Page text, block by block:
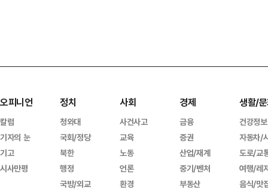
오피니언
칼럼
기자의 눈
기고
시사만평
정치
청와대
국회/정당
북한
행정
국방/외교
사회
사건사고
교육
노동
언론
환경
경제
금융
증권
산업/재계
중기/벤처
부동산
생활/
건강정보
자동차/
도로/교
여행/레
음식/맛